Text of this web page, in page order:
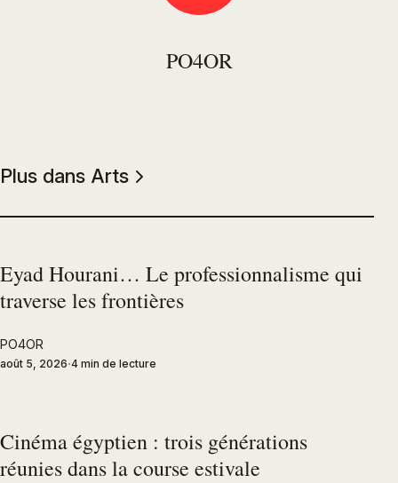
PO4OR
Plus dans Arts
Eyad Hourani… Le professionnalisme qui
traverse les frontières
PO4OR
août 5, 2026 4 min de lecture
Cinéma égyptien : trois générations
réunies dans la course estivale